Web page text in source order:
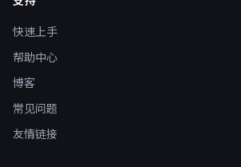
快速上手
帮助中心
博客
常见问题
友情链接